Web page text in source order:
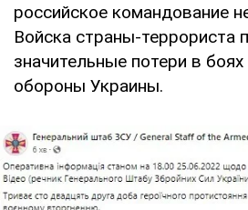
российское командование
Войска страны-террориста
значительные потери в
обороны Украины.